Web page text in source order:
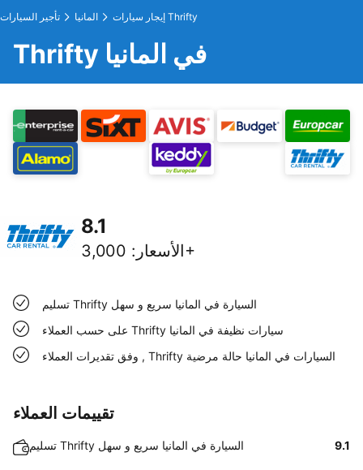
تأجير السيارات المانيا إيجار سيارات Thrifty
Thrifty في المانيا
8.1
الأسعار : 3,000+
تسليم Thrifty السيارة في المانيا سريع و سهل
على حسب العملاء Thrifty سيارات نظيفة في المانيا
وفق تقديرات العملاء , Thrifty السيارات في المانيا حالة مرضية
تقييمات العملاء
تسليم Thrifty السيارة في المانيا سريع و سهل 9.1